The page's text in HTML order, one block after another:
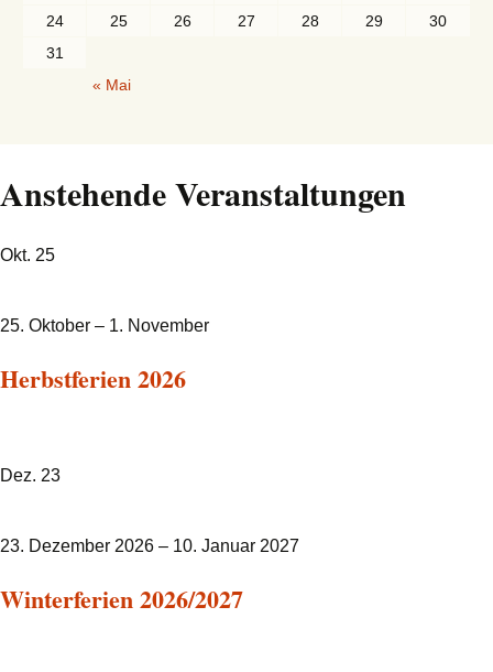
24
25 26 27 28 29
30
31
« Mai
Anstehende Veranstaltungen
Okt. 25
25. Oktober – 1. November
Herbstferien 2026
Dez. 23
23. Dezember 2026 – 10. Januar 2027
Winterferien 2026/2027